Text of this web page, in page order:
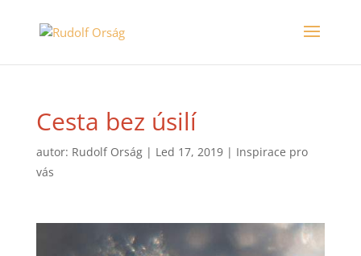
Cesta bez úsilí
autor: Rudolf Orság| Led 17, 2019| Inspirace pro
vás